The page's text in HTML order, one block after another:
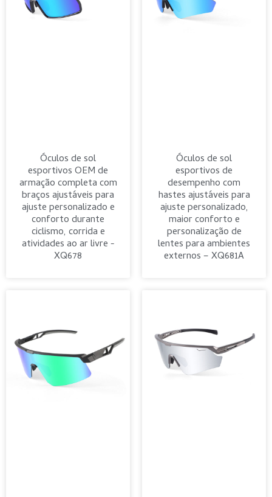
Óculos de sol
esportivos OEM de
armação completa com
braços ajustáveis ​​para
ajuste personalizado e
conforto durante
ciclismo, corrida e
atividades ao ar livre -
XQ678
Óculos de sol
esportivos de
desempenho com
hastes ajustáveis ​​para
ajuste personalizado,
maior conforto e
personalização de
lentes para ambientes
externos – XQ681A